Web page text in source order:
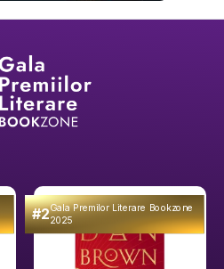
#2Gala Premilor Literare Bookzone
2025